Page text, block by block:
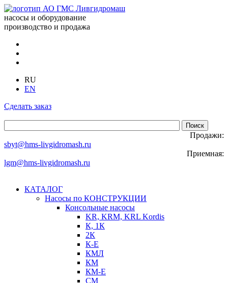
насосы и оборудование
производство и продажа
RU
EN
Сделать заказ
Продажи:
sbyt@hms-livgidromash.ru
Приемная:
lgm@hms-livgidromash.ru
КАТАЛОГ
Насосы по КОНСТРУКЦИИ
Консольные насосы
KR, KRM, KRL Kordis
К, 1К
2К
К-Е
КМЛ
КМ
КМ-Е
СМ